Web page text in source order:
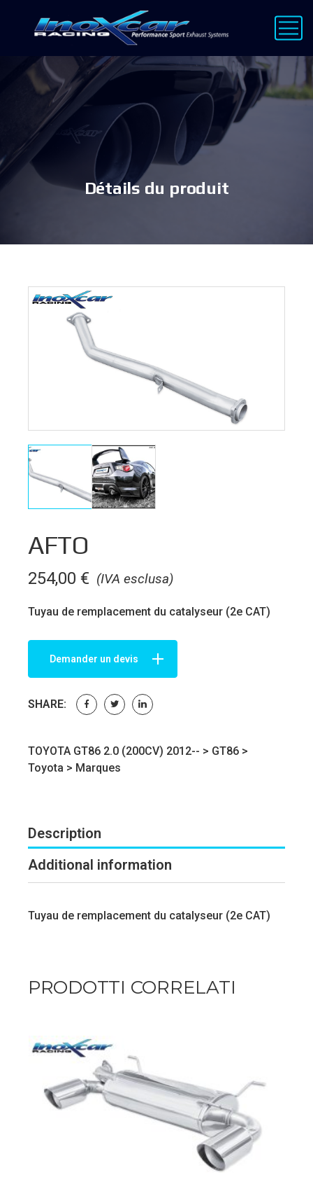
Détails du produit
AFTO
(IVA esclusa)
254,00 €
Tuyau de remplacement du catalyseur (2e CAT)
Demander un devis
SHARE:
TOYOTA GT86 2.0 (200CV) 2012-- > GT86 >
Toyota > Marques
Description
Additional information
Tuyau de remplacement du catalyseur (2e CAT)
PRODOTTI CORRELATI